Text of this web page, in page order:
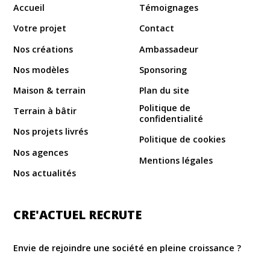
Accueil
Votre projet
Nos créations
Nos modèles
Maison & terrain
Terrain à bâtir
Nos projets livrés
Nos agences
Nos actualités
Témoignages
Contact
Ambassadeur
Sponsoring
Plan du site
Politique de
confidentialité
Politique de cookies
Mentions légales
CRE'ACTUEL RECRUTE
Envie de rejoindre une société en pleine croissance ?